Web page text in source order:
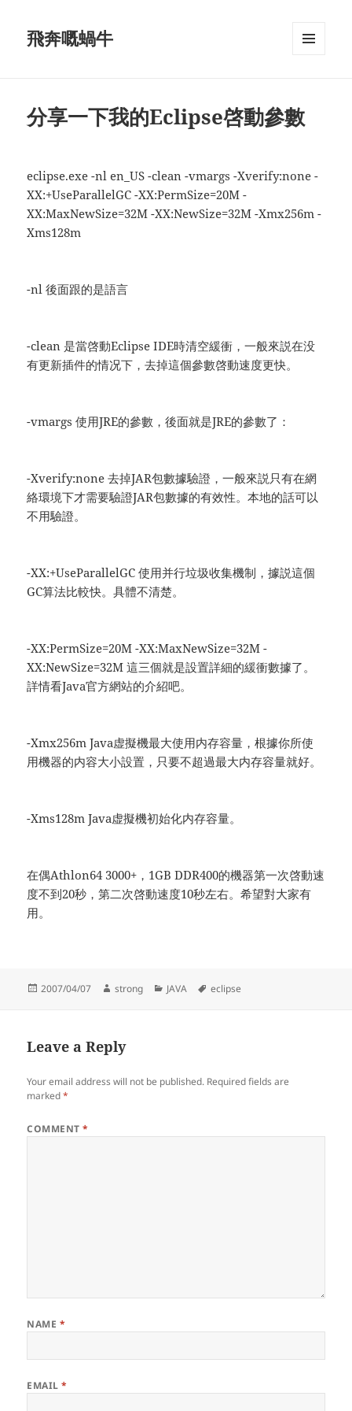
飛奔嘅蝸牛
分享一下我的Eclipse啓動參數
eclipse.exe -nl en_US -clean -vmargs -Xverify:none -
XX:+UseParallelGC -XX:PermSize=20M -
XX:MaxNewSize=32M -XX:NewSize=32M -Xmx256m -
Xms128m
-nl 後面跟的是語言
-clean 是當啓動Eclipse IDE時清空緩衝，一般來説在没
有更新插件的情况下，去掉這個參數啓動速度更快。
-vmargs 使用JRE的參數，後面就是JRE的參數了：
-Xverify:none 去掉JAR包數據驗證，一般來説只有在網
絡環境下才需要驗證JAR包數據的有效性。本地的話可以
不用驗證。
-XX:+UseParallelGC 使用并行垃圾收集機制，據説這個
GC算法比較快。具體不清楚。
-XX:PermSize=20M -XX:MaxNewSize=32M -
XX:NewSize=32M 這三個就是設置詳細的緩衝數據了。
詳情看Java官方網站的介紹吧。
-Xmx256m Java虚擬機最大使用内存容量，根據你所使
用機器的内容大小設置，只要不超過最大内存容量就好。
-Xms128m Java虚擬機初始化内存容量。
在偶Athlon64 3000+，1GB DDR400的機器第一次啓動速
度不到20秒，第二次啓動速度10秒左右。希望對大家有
用。
Posted
2007/04/07 Author
strong Categories
JAVA Tags
eclipse
Leave a Reply
Your email address will not be published. Required fields are
marked*
COMMENT*
NAME *
EMAIL*